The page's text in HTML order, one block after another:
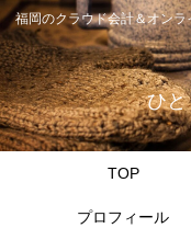
福岡のクラウド会計＆オン
ひと
TOP
プロフィール